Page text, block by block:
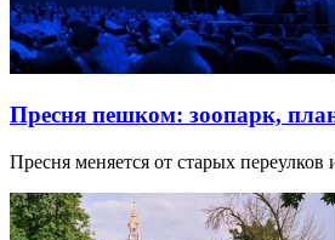
Пресня пешком: зоопарк,
Пресня меняется от старых